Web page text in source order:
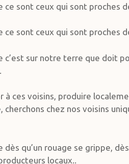
sont ceux qui sont proches
ce sont ceux qui sont proches
c’est sur notre terre que doit
ces voisins, produire
chez nos voisins
qu’un rouage se grippe,
locaux..